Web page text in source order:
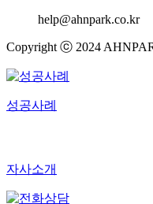
help@ahnpark.co.kr
Copyright ⓒ 2024
성공사례
자사소개